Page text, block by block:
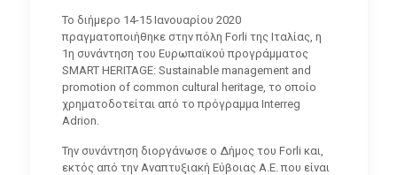
Το διήμερο 14-15 Ιανουαρίου 2020
πραγματοποιήθηκε στην πόλη Forli της Ιταλίας, η
1η συνάντηση του Ευρωπαϊκού προγράμματος
SMART HERITAGE: Sustainable management and
promotion of common cultural heritage, το οποίο
χρηματοδοτείται από το πρόγραμμα Interreg
Adrion.
Την συνάντηση διοργάνωσε ο Δήμος του Forli και,
εκτός από την Αναπτυξιακή Εύβοιας Α.Ε. που είναι